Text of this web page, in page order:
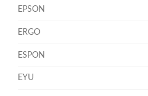
EPSON
ERGO
ESPON
EYU